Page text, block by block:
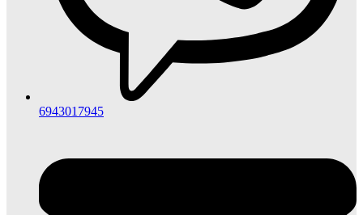
6943017945